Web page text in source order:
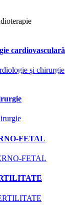
cardiovasculară
FETAL